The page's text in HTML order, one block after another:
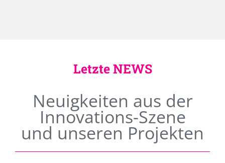
Letzte NEWS
Neuigkeiten aus der
Innovations-Szene
und unseren Projekten